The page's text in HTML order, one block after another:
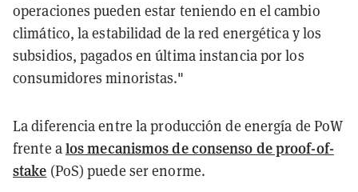
operaciones pueden estar teniendo en el cambio
climático, la estabilidad de la red energética y los
subsidios, pagados en última instancia por los
consumidores minoristas."
La diferencia entre la producción de energía de PoW
frente alos mecanismos de consenso de proof-of-
stake (PoS) puede ser enorme.